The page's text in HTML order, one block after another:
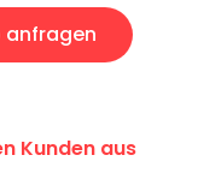
anfragen
Kunden aus